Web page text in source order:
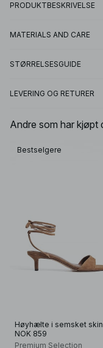
PRODUKTBESKRIVELSE
MATERIALS AND CARE
STØRRELSESGUIDE
LEVERING OG RETURER
Andre som har kjøpt
Bestselgere
NOK 859
Premium Selection